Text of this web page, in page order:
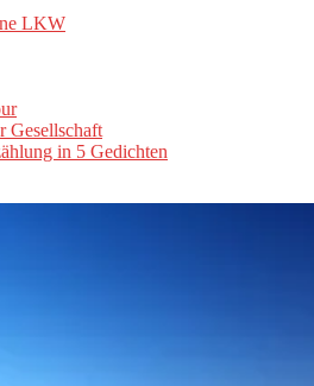
LKW
Gesellschaft
in 5 Gedichten